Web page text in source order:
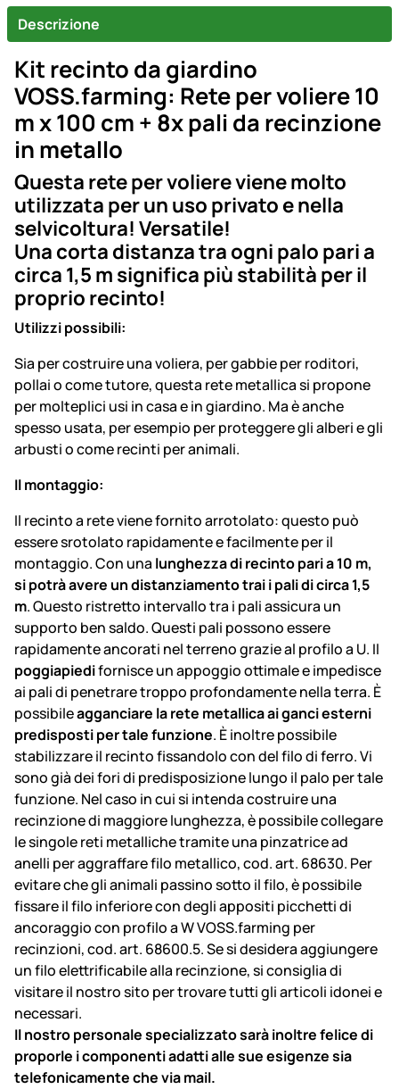
Descrizione
Kit recinto da giardino
VOSS.farming: Rete per voliere 10
m x 100 cm + 8x pali da recinzione
in metallo
Questa rete per voliere viene molto
utilizzata per un uso privato e nella
selvicoltura! Versatile!
Una corta distanza tra ogni palo pari a
circa 1,5 m significa più stabilità per il
proprio recinto!
Utilizzi possibili:
Sia per costruire una voliera, per gabbie per roditori,
pollai o come tutore, questa rete metallica si propone
per molteplici usi in casa e in giardino. Ma è anche
spesso usata, per esempio per proteggere gli alberi e gli
arbusti o come recinti per animali.
Il montaggio:
Il recinto a rete viene fornito arrotolato: questo può
essere srotolato rapidamente e facilmente per il
montaggio. Con una lunghezza di recinto pari a 10 m,
si potrà avere un distanziamento trai i pali di circa 1,5
m. Questo ristretto intervallo tra i pali assicura un
supporto ben saldo. Questi pali possono essere
rapidamente ancorati nel terreno grazie al profilo a U. Il
poggiapiedifornisce un appoggio ottimale e impedisce
ai pali di penetrare troppo profondamente nella terra. È
possibileagganciare la rete metallica ai ganci esterni
predisposti per tale funzione. È inoltre possibile
stabilizzare il recinto fissandolo con del filo di ferro. Vi
sono già dei fori di predisposizione lungo il palo per tale
funzione. Nel caso in cui si intenda costruire una
recinzione di maggiore lunghezza, è possibile collegare
le singole reti metalliche tramite una pinzatrice ad
anelli per aggraffare filo metallico, cod. art. 68630. Per
evitare che gli animali passino sotto il filo, è possibile
fissare il filo inferiore con degli appositi picchetti di
ancoraggio con profilo a W VOSS.farming per
recinzioni, cod. art. 68600.5. Se si desidera aggiungere
un filo elettrificabile alla recinzione, si consiglia di
visitare il nostro sito per trovare tutti gli articoli idonei e
necessari.
Il nostro personale specializzato sarà inoltre felice di
proporle i componenti adatti alle sue esigenze sia
telefonicamente che via mail.